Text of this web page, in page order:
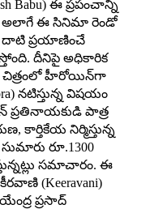
Babu) ఈ ప్రపంచాన్ని
అలాగే ఈ సినిమా రెండో
దాటి ప్రయాణించే
దీనిపై అధికారిక
చిత్రంలో హీరోయిన్‌గా
న‌టిస్తున్న విష‌యం
ప్రతినాయకుడి పాత్ర
కార్తికేయ నిర్మిస్తున్న
రూ.1300
సమాచారం. ఈ
(Keeravani)
ప్రసాద్